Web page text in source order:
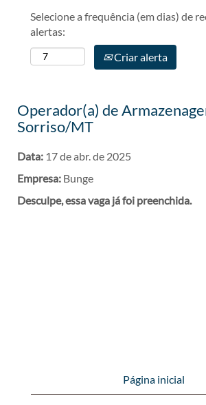
Selecione a frequência (em dias) de
alertas:
Criar alerta
Operador(a) de
Sorriso/MT
Data: 17 de abr. de 2025
Empresa: Bunge
Desculpe, essa vaga já foi preenchida.
Página inicial